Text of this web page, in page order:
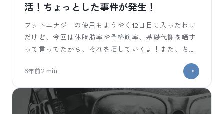
活！ちょっとした事件が発生！
フットエナジーの使用もようやく12日目に入ったわけ
だけど、今回は体脂肪率や骨格筋率、基礎代謝を晒す
って言ってたから、それを晒していくよ！また、ちょ
っと[
6年前2 min